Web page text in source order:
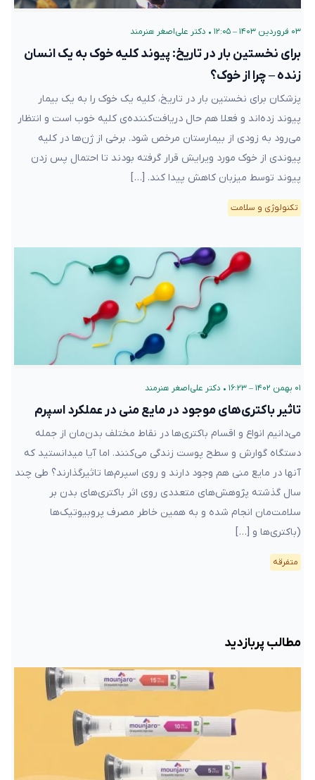
۰۳ فروردین ۱۴۰۳ – ۱۲:۰۵ • دکتر علی‌اصغر هنرمند
برای نخستین بار در تاریخ: پیوند کلیه خوک به یک انسان
زنده – چرا از خوک؟
پزشکان برای نخستین بار در تاریخ، کلیه یک خوک را به یک بیمار
پیوند زده‌اند و فعلا هم حال دریافت‌کننده‌ی کلیه خوب است و انتظار
می‌رود به زودی از بیمارستان مرخص شود. برخی از ژن‌ها در کلیه
پیوندی از خوک مورد ویرایش قرار گرفته بودند تا احتمال پس زدن
پیوند توسط میزبان کاهش پیدا کند. […]
تکنولوژی و سلامت
۰۱ بهمن ۱۴۰۲ – ۱۶:۲۳ • دکتر علی‌اصغر هنرمند
تاثیر باکتری‌های موجود در مایع منی در عملکرد اسپرم‌
می‌دانیم انواع و اقسام باکتری‌ها در نقاط مختلف بدن‌مان از جمله
دستگاه گوارش و سطح پوست‌ زندگی می‌کنند. اما آیا میدانستید که
آنها در مایع منی هم وجود دارند و روی اسپرم‌ها تاثیرگذارند؟ طی چند
سال گذشته پژوهش‌های متعددی روی اثر باکتری‌های بدن بر
سلامت‌مان انجام شده و به همین خاطر مصرف پروبیوتیک‌ها
(باکتری‌ها و […]
متفرقه
مطالب پربازدید